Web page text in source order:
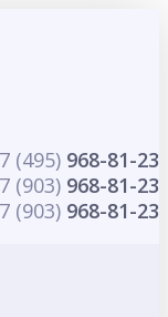
(495) 968-81-23
(903) 968-81-23
(903) 968-81-23